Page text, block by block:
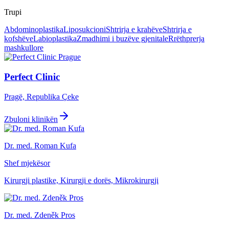
Trupi
AbdominoplastikaLiposukcioniShtrirja e krahëveShtrirja e
kofshëveLabioplastikaZmadhimi i buzëve gjenitaleRrëthprerja
mashkullore
Perfect Clinic
Pragë, Republika Çeke
Zbuloni klinikën
Dr. med. Roman Kufa
Shef mjekësor
Kirurgji plastike, Kirurgji e dorës, Mikrokirurgji
Dr. med. Zdeněk Pros